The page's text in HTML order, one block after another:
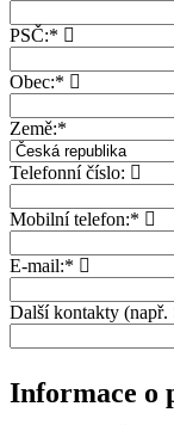
PSČ:*
Obec:*
Země:*
Telefonní číslo:
Mobilní telefon:*
E-mail:*
Další kontakty
Informace o